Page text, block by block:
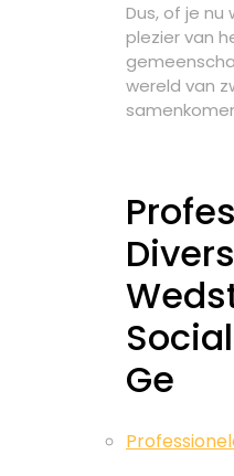
Dus, of je
plezier van
wereld van
Ge